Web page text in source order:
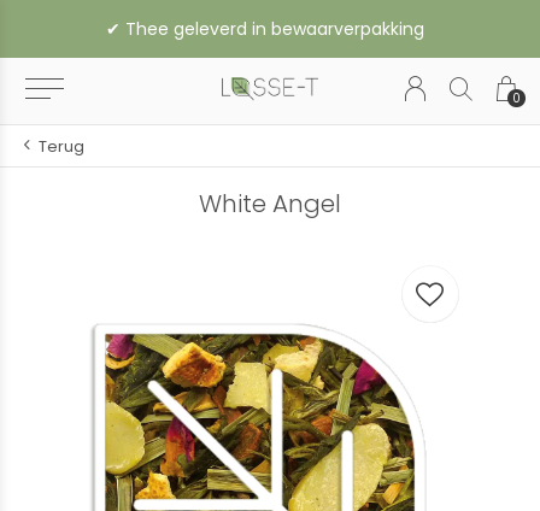
0
✔︎ Thee geleverd in bewaarverpakking
Terug
White Angel